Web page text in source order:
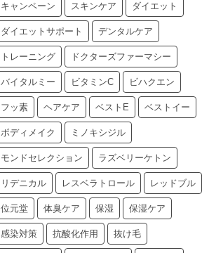
キャンペーン スキンケア ダイエット
ダイエットサポート デンタルケア
トレーニング ドクターズファーマシー
バイタルミー ビタミンC ビハクエン
フッ素 ヘアケア ベストE ベストイー
ボディメイク ミノキシジル
モンドセレクション ラズベリーケトン
リデニカル レスベラトロール レッドブル
位元堂 体臭ケア 保湿 保湿ケア
感染対策 抗酸化作用 抜け毛